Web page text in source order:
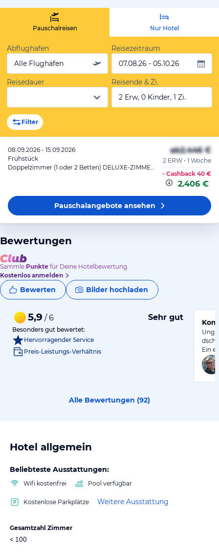
Pauschalreisen Nur Hotel
Abflughafen
Alle Flughäfen
Reisezeitraum
07.08.26 - 05.10.26
Reisedauer
Reisende & Zi.
2 Erw, 0 Kinder, 1 Zi.
Filter
08.09.2026 - 15.09.2026
Frühstück
Doppelzimmer (1 oder 2 Betten) DELUXE-ZIMMER MIT GARTENBLICK
ab2.446 €
2 ERW • 1 Woche
- Cashback 40 €
2.406 €
Pauschalangeboteansehen
Bewertungen
Sammle Punkte für Deine Hotelbewertung.
Kostenlos anmelden
Bewerten Bilder hochladen
5,9 / 6 Sehr gut
Besonders gut bewertet:
Hervorragender Service
Preis-Leistungs-Verhältnis
Ein
Alle Bewertungen (92)
Hotel allgemein
Beliebteste Ausstattungen:
Wifi kostenfrei Pool verfügbar
Kostenlose Parkplätze Weitere Ausstattung
Gesamtzahl Zimmer
< 100